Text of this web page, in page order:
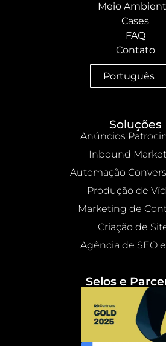
Meio
Cases
FAQ
Contato
Soluções
Anúncios
Inbound
Automação
Produção de
Marketing de
Criação de
Agência de SEO
Selos e